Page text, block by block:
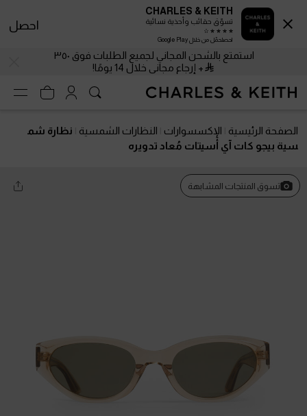
استمتع بالشحن المجاني لجميع الطلبات فوق ٣٥٠
+ إرجاع مجاني خلال 14 يومًا!
الصفحة الرئيسية الإكسسوارات النظارات الشمسية
نظارة شم
سية بيجو كات آي أسيتات مُعاد تدويره
تسوق المنتجات المشابهة
CHARLES & KEITH
تسوّق حقائب وأحذية نسائية
احصلحمّل من خلال Google Play
احصل